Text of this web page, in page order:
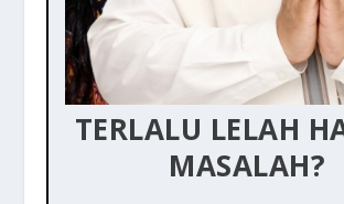
TERLALU LELAH
MASALAH?